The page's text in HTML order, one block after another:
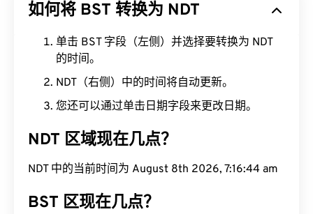
如何将 BST 转换为 NDT
单击 BST 字段（左侧）并选择要转换为 NDT
的时间。
NDT（右侧）中的时间将自动更新。
您还可以通过单击日期字段来更改日期。
NDT 区域现在几点？
NDT 中的当前时间为 August 8th 2026, 7:16:44 am
BST 区现在几点？